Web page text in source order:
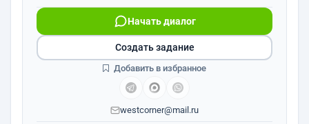
Начать диалог
westcorner@mail.ru
Создать задание
Добавить в избранное